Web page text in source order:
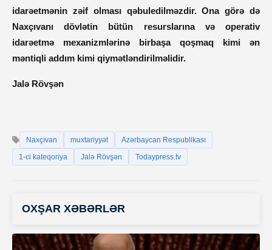
idarəetmənin zəif olması qəbuledilməzdir. Ona görə də
Naxçıvanı dövlətin bütün resurslarına və operativ
idarəetmə mexanizmlərinə birbaşa qoşmaq kimi ən
məntiqli addım kimi qiymətləndirilməlidir.
Jalə Rövşən
Naxçıvan muxtariyyət
Azərbaycan Respublikası
1-ci kateqoriya
Jalə Rövşən Todaypress.tv
OXŞAR XƏBƏRLƏR